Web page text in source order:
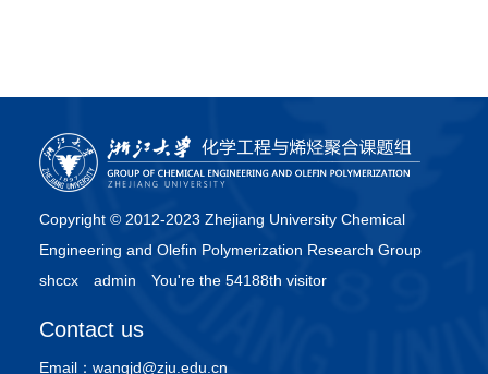
Copyright © 2012-2023 Zhejiang University Chemical
Engineering and Olefin Polymerization Research Group
shccx
admin You're the 54188th visitor
Contact us
Email： wangjd@zju.edu.cn